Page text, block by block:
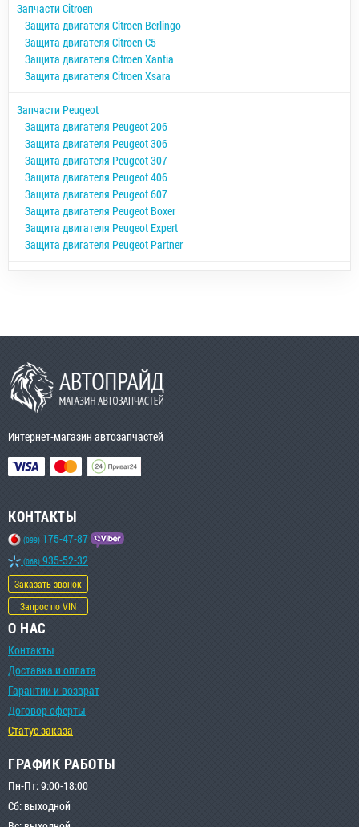
Запчасти Citroen
Защита двигателя Citroen Berlingo
Защита двигателя Citroen C5
Защита двигателя Citroen Xantia
Защита двигателя Citroen Xsara
Запчасти Peugeot
Защита двигателя Peugeot 206
Защита двигателя Peugeot 306
Защита двигателя Peugeot 307
Защита двигателя Peugeot 406
Защита двигателя Peugeot 607
Защита двигателя Peugeot Boxer
Защита двигателя Peugeot Expert
Защита двигателя Peugeot Partner
Интернет-магазин автозапчастей
КОНТАКТЫ
(099) 175-47-87
(068) 935-52-32
Заказать звонок
Запрос по VIN
О НАС
Контакты
Доставка и оплата
Гарантии и возврат
Договор оферты
Статус заказа
ГРАФИК РАБОТЫ
Пн-Пт: 9:00-18:00
Сб: выходной